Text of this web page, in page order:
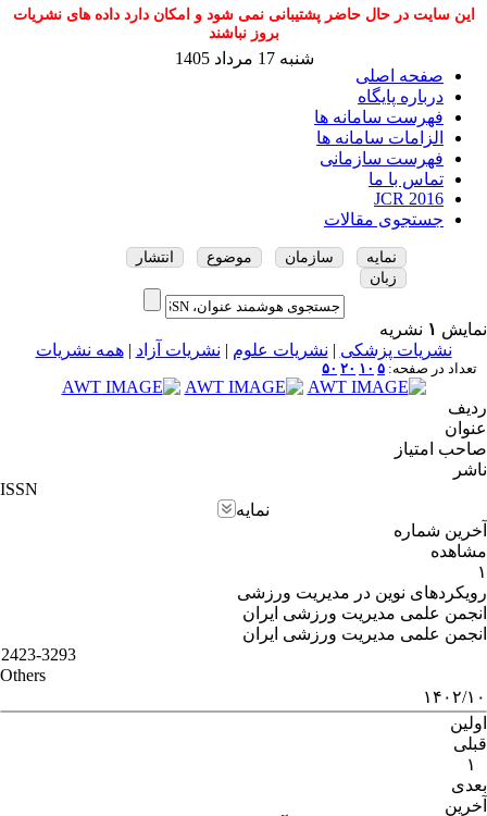
این سایت در حال حاضر پشتیبانی نمی شود و امکان دارد داده های نشریات
بروز نباشند
صفحه اصلی
درباره پایگاه
فهرست سامانه ها
الزامات سامانه ها
فهرست سازمانی
تماس با ما
JCR 2016
جستجوی مقالات
شنبه 17 مرداد 1405
نمایه سازمان موضوع
انتشار
زبان
نمایش ۱ نشریه
نشریات پزشکی | نشریات علوم | نشریات آزاد |همه نشریات
تعداد در صفحه: ۵ ۱۰ ۲۰ ۵۰
ردیف
عنوان
صاحب امتیاز
ناشر
ISSN
نمایه
آخرین شماره
مشاهده
۱
رویکردهای نوین در مدیریت ورزشی
انجمن علمی مدیریت ورزشی ایران
انجمن علمی مدیریت ورزشی ایران
2423-3293
Others
۱۴۰۲/۱۰
اولین
قبلی
۱
بعدی
آخرین